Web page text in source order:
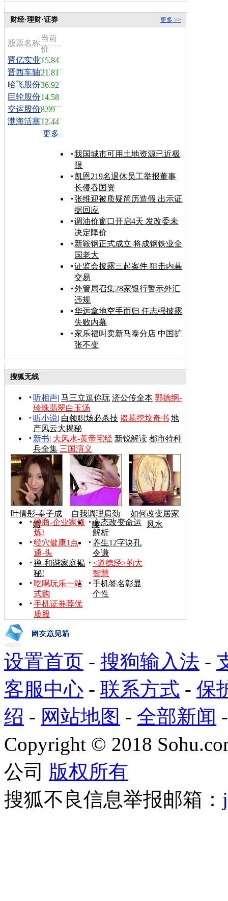
更多 >>
财经·理财·证券
股票名称
当前
价
晋亿实业15.84
晋西车轴21.81
哈飞股份36.92
巨轮股份14.58
交运股份8.99
渤海活塞12.44
更多
我国城市可用土地资源已近极
限
凯恩219名退休员工举报董事
长侵吞国资
张维迎被质疑简历造假 出示证
据回应
调油价窗口开启4天 发改委未
决定降价
新鞍钢正式成立 将成钢铁业全
国老大
证监会披露三起案件 狙击内幕
交易
外管局召集28家银行警示外汇
违规
华远拿地空手而归 任志强披露
失败内幕
家乐福叫卖新马泰分店 中国扩
张不变
搜狐无线
听相声| 马三立逗你玩 济公传全本 郭德纲-
珍珠翡翠白玉汤
听小说| 白领职场必杀技 盗墓挖坟奇书 地
产风云大揭秘
新书| 大风水-黄帝宅经 新锐解读 都市特种
兵全集 三国演义
叶倩彤-奉子成
婚
自我调理肩劲
腰
如何改变居家
风水
禅商-企业家修
炼!
心态改变命运
解析
经穴健康1点
通-头
养生12字诀孔
令谦
禅-和谐家庭揭
秘!
<道德经>的大
智慧
吃喝玩乐一站
式购
手机签名彰显
个性
手机证券荐优
质股
设置首页 - 搜狗输入法 -
客服中心 - 联系方式 - 保
绍 - 网站地图 - 全部新闻
Copyright © 2018
公司 版权所有
搜狐不良信息举报邮箱：